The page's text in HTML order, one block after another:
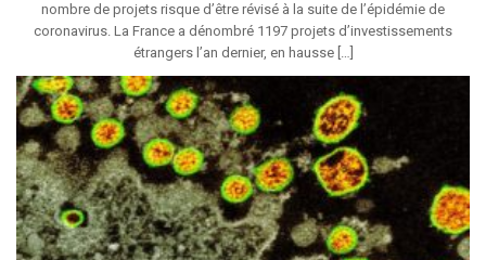
nombre de projets risque d’être révisé à la suite de l’épidémie de
coronavirus. La France a dénombré 1197 projets d’investissements
étrangers l’an dernier, en hausse […]